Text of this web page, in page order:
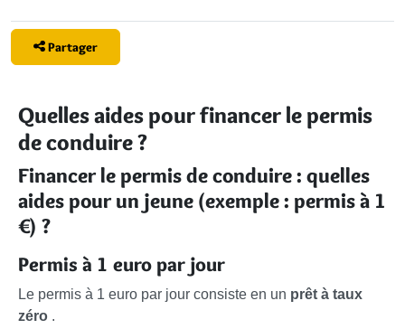
Partager
Quelles aides pour financer le permis
de conduire ?
Financer le permis de conduire : quelles
aides pour un jeune (exemple : permis à 1
€) ?
Permis à 1 euro par jour
Le permis à 1 euro par jour consiste en un prêt à taux
zéro .